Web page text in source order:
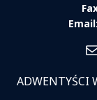
Email:
ADWENTYŚCI